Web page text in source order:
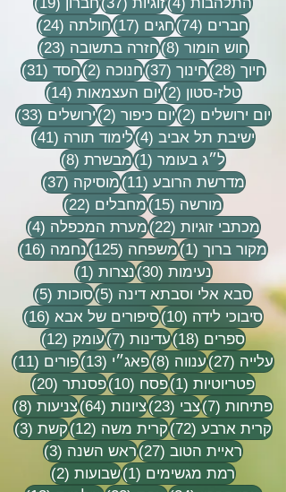
חברים (74) 74 פוסטים
חגים (17) 17 פוסטים
חולתה (24)
24 פוסטים
חוש הומור (8) 8 פוסטיםחזרה בתשובה (23)
23 פוסטים
חיוך (28) 28 פוסטים
חינוך (37) 37 פוסטים
חנוכה (2) 2 פוסטיםחסד (31)
31 פוסטים
טלז-סטון (2) 2 פוסטיםיום העצמאות (14)
14 פוסטים
יום ירושלים (2) 2 פוסטיםיום כיפור (2) 2 פוסטיםירושלים (33)
33 פוסטים
ישיבת תל אביב (4) 4 פוסטיםלימוד תורה (41)
41 פוסטים
ל״ג בעומר (1) פוסט 1
מבשרת (8)
8 פוסטים
מדרשת הרובע (11) 11 פוסטים
מוסיקה (37)
37 פוסטים
מורשה (15) 15 פוסטים
מחבלים (22)
22 פוסטים
מכתבי זוגיות (22) 22 פוסטים
מערת המכפלה (4)
4 פוסטים
מקור ברוך (1) פוסט 1
משפחה (125) 125 פוסטים
נחמה (16)
16 פוסטים
נעימות (30) 30 פוסטים
נצרות (1)
פוסט 1
סבא אלי וסבתא דינה (5) 5 פוסטיםסוכות (5)
5 פוסטים
סיבוכי לידה (10) 10 פוסטים
סיפורים של אבא (16)
16 פוסטים
ספרים (18) 18 פוסטים
עדינות (7) 7 פוסטיםעומק (12)
12 פוסטים
עלייה (27) 27 פוסטים
ענווה (8) 8 פוסטיםפאג״י (13) 13 פוסטים
פורים (11)
11
פטריוטיות (1) פוסט 1
פסח (10) 10 פוסטים
פסנתר (20)
20 פוסטים
פתיחות (7) 7 פוסטיםצבי (23) 23 פוסטים
ציונות (64) 64 פוסטים
צניעות (8)
8 פוסטים
קרית ארבע (72) 72 פוסטים
קרית משה (12) 12 פוסטים
קשת (3)
3 פוסטים
ראיית הטוב (27) 27 פוסטים
ראש השנה (3)
3 פוסטים
רמת מגשימים (1) פוסט 1
שבועות (2)
2 פוסטים